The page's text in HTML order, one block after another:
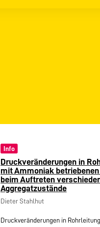
Info
Druckveränderungen in
mit Ammoniak
beim Auftreten
Aggregatzustände
Dieter Stahlhut
Druckveränderungen in